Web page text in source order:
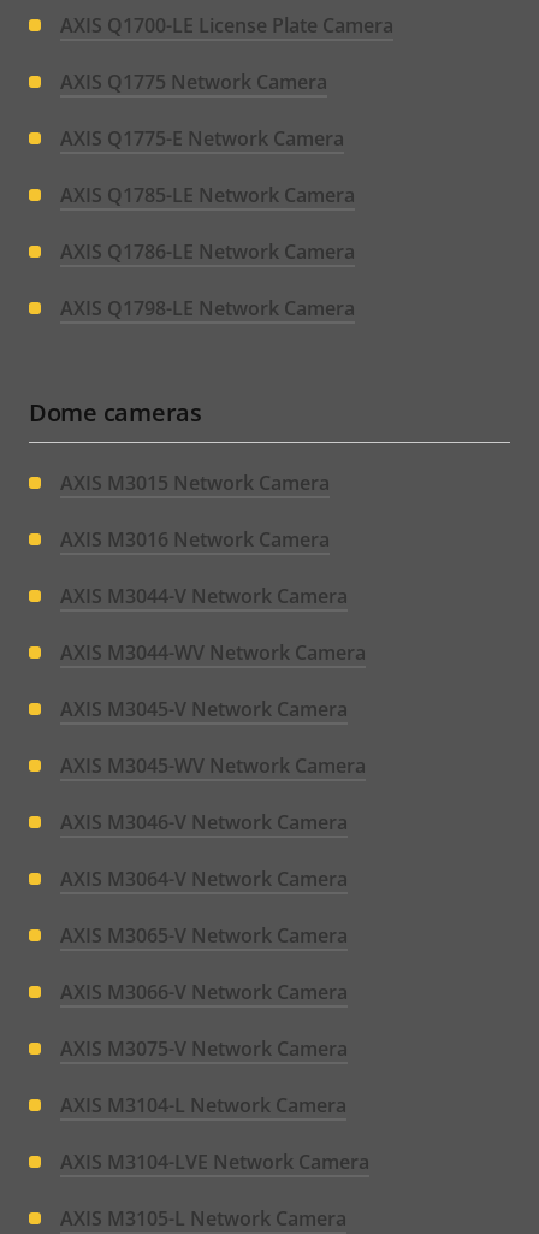
AXIS Q1700-LE License Plate Camera
AXIS Q1775 Network Camera
AXIS Q1775-E Network Camera
AXIS Q1785-LE Network Camera
AXIS Q1786-LE Network Camera
AXIS Q1798-LE Network Camera
Dome cameras
AXIS M3015 Network Camera
AXIS M3016 Network Camera
AXIS M3044-V Network Camera
AXIS M3044-WV Network Camera
AXIS M3045-V Network Camera
AXIS M3045-WV Network Camera
AXIS M3046-V Network Camera
AXIS M3064-V Network Camera
AXIS M3065-V Network Camera
AXIS M3066-V Network Camera
AXIS M3075-V Network Camera
AXIS M3104-L Network Camera
AXIS M3104-LVE Network Camera
AXIS M3105-L Network Camera